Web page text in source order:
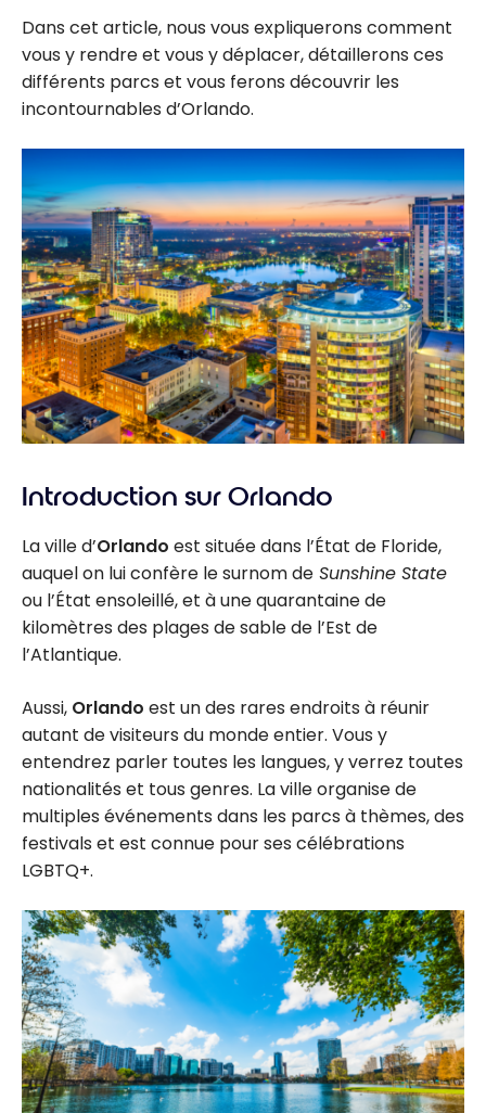
Dans cet article, nous vous expliquerons comment
vous y rendre et vous y déplacer, détaillerons ces
différents parcs et vous ferons découvrir les
incontournables d’Orlando.
Introduction sur Orlando
La ville d’Orlando est située dans l’État de Floride,
auquel on lui confère le surnom de Sunshine State
ou l’État ensoleillé, et à une quarantaine de
kilomètres des plages de sable de l’Est de
l’Atlantique.
Aussi, Orlando est un des rares endroits à réunir
autant de visiteurs du monde entier. Vous y
entendrez parler toutes les langues, y verrez toutes
nationalités et tous genres. La ville organise de
multiples événements dans les parcs à thèmes, des
festivals et est connue pour ses célébrations
LGBTQ+.